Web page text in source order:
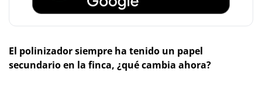
El polinizador siempre ha tenido un papel
secundario en la finca, ¿qué cambia ahora?